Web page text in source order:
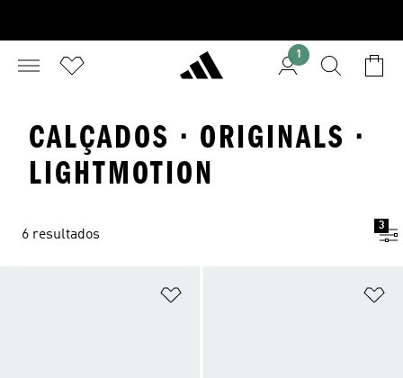
1
CALÇADOS · ORIGINALS ·
LIGHTMOTION
6 resultados
3